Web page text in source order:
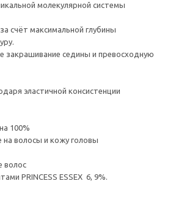
молекулярной системы
счёт максимальной глубины
закрашивание седины и превосходную
эластичной консистенции
100%
на волосы и кожу головы
волос
PRINCESS ESSEX 6, 9%.